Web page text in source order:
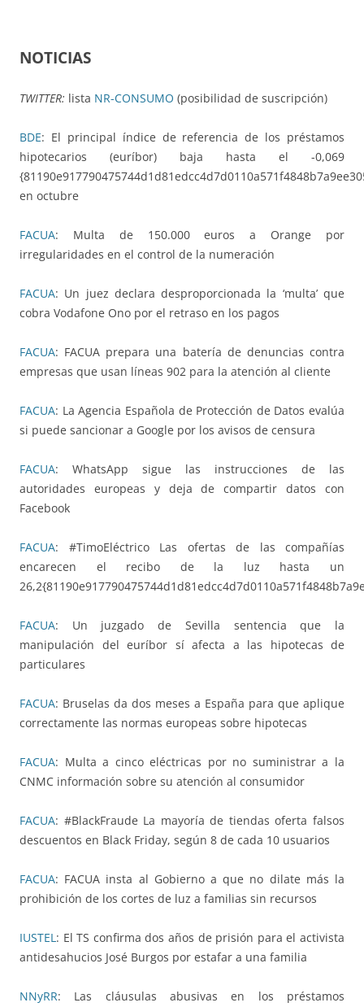
NOTICIAS
TWITTER: lista NR-CONSUMO (posibilidad de suscripción)
BDE: El principal índice de referencia de los préstamos
hipotecarios (euríbor) baja hasta el -0,069
en octubre
FACUA: Multa de 150.000 euros a Orange por
irregularidades en el control de la numeración
FACUA: Un juez declara desproporcionada la ‘multa’ que
cobra Vodafone Ono por el retraso en los pagos
FACUA: FACUA prepara una batería de denuncias contra
empresas que usan líneas 902 para la atención al cliente
FACUA: La Agencia Española de Protección de Datos evalúa
si puede sancionar a Google por los avisos de censura
FACUA: WhatsApp sigue las instrucciones de las
autoridades europeas y deja de compartir datos con
Facebook
FACUA: #TimoEléctrico Las ofertas de las compañías
encarecen el recibo de la luz hasta un
FACUA: Un juzgado de Sevilla sentencia que la
manipulación del euríbor sí afecta a las hipotecas de
particulares
FACUA: Bruselas da dos meses a España para que aplique
correctamente las normas europeas sobre hipotecas
FACUA: Multa a cinco eléctricas por no suministrar a la
CNMC información sobre su atención al consumidor
FACUA: #BlackFraude La mayoría de tiendas oferta falsos
descuentos en Black Friday, según 8 de cada 10 usuarios
FACUA: FACUA insta al Gobierno a que no dilate más la
prohibición de los cortes de luz a familias sin recursos
IUSTEL: El TS confirma dos años de prisión para el activista
antidesahucios José Burgos por estafar a una familia
NNyRR: Las cláusulas abusivas en los préstamos